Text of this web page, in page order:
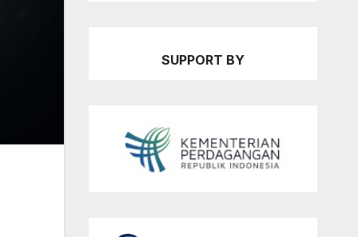
SUPPORT BY